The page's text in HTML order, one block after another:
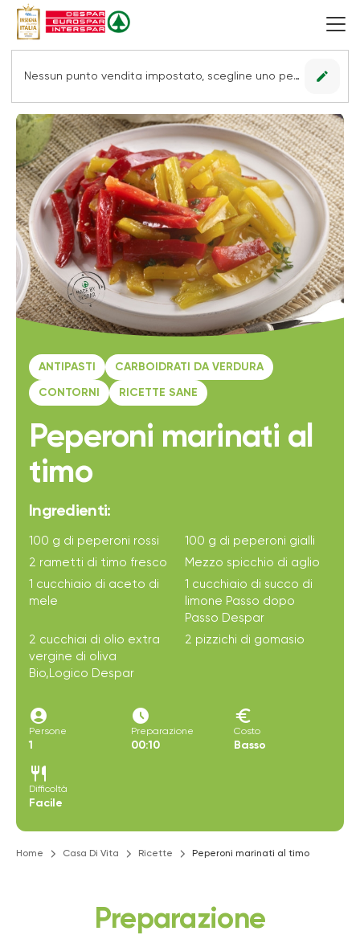
Nessun punto vendita impostato, scegline uno per vedere le offerte. edit
ANTIPASTI CARBOIDRATI DA VERDURA
CONTORNI RICETTE SANE
Peperoni marinati al
timo
Ingredienti:
100 g di peperoni rossi
100 g di peperoni gialli
2 rametti di timo fresco
Mezzo spicchio di aglio
1 cucchiaio di aceto di
mele
1 cucchiaio di succo di
limone Passo dopo
Passo Despar
2 cucchiai di olio extra
vergine di oliva
Bio,Logico Despar
2 pizzichi di gomasio
account_circle
Persone
1
access_time_filled
Preparazione
00:10
euro
Costo
Basso
restaurant
Difficoltà
Facile
Home Casa Di Vita Ricette Peperoni marinati al timo
Preparazione